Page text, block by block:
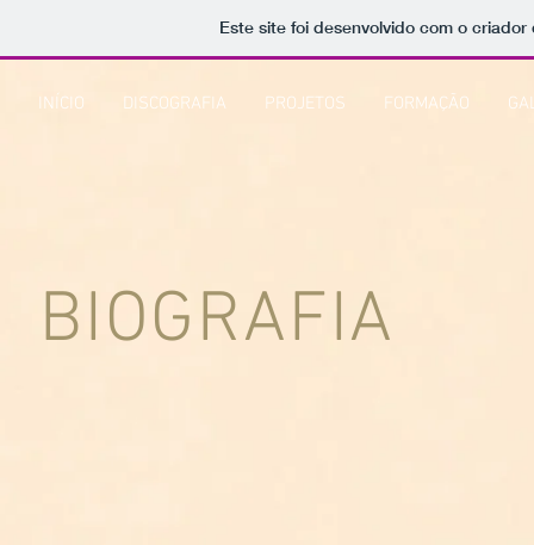
Este site foi desenvolvido com o
INÍCIO DISCOGRAFIA PROJETOS FORMAÇÃO
BIOGRAFIA